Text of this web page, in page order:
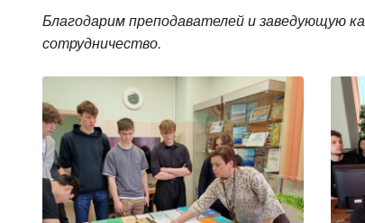
Благодарим преподавателей и заведующую
сотрудничество.